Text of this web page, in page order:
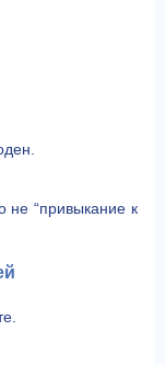
не “привыкание к